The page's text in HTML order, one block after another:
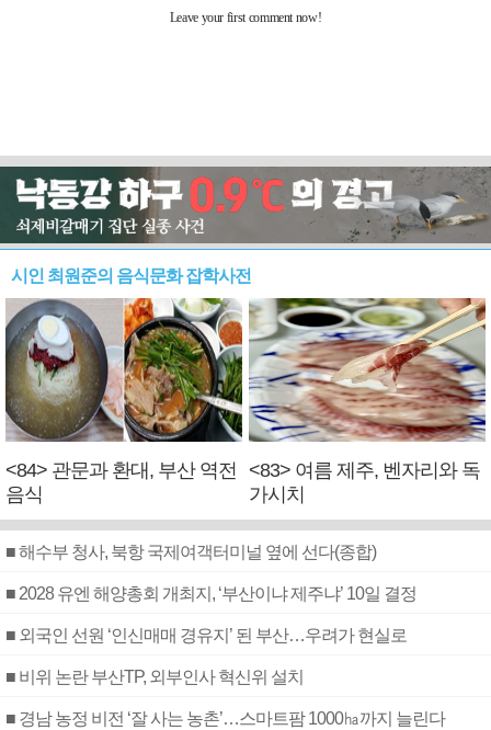
시인 최원준의 음식문화 잡학사전
<84> 관문과 환대, 부산 역전
음식
<83> 여름 제주, 벤자리와 독
가시치
■ 해수부 청사, 북항 국제여객터미널 옆에 선다(종합)
■ 2028 유엔 해양총회 개최지, ‘부산이냐 제주냐’ 10일 결정
■ 외국인 선원 ‘인신매매 경유지’ 된 부산…우려가 현실로
■ 비위 논란 부산TP, 외부인사 혁신위 설치
■ 경남 농정 비전 ‘잘 사는 농촌’…스마트팜 1000㏊까지 늘린다